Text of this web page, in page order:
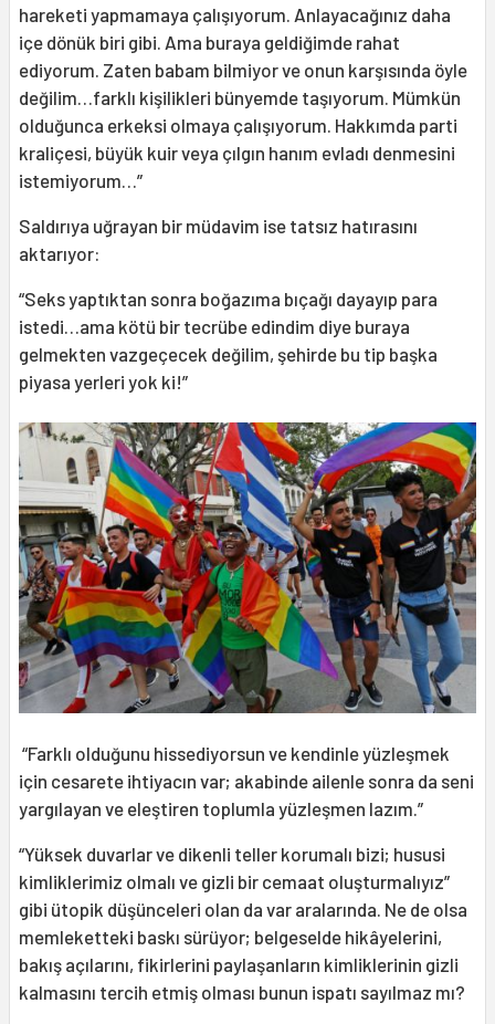
hareketi yapmamaya çalışıyorum. Anlayacağınız daha
içe dönük biri gibi. Ama buraya geldiğimde rahat
ediyorum. Zaten babam bilmiyor ve onun karşısında öyle
değilim…farklı kişilikleri bünyemde taşıyorum. Mümkün
olduğunca erkeksi olmaya çalışıyorum. Hakkımda parti
kraliçesi, büyük kuir veya çılgın hanım evladı denmesini
istemiyorum…”
Saldırıya uğrayan bir müdavim ise tatsız hatırasını
aktarıyor:
“Seks yaptıktan sonra boğazıma bıçağı dayayıp para
istedi…ama kötü bir tecrübe edindim diye buraya
gelmekten vazgeçecek değilim, şehirde bu tip başka
piyasa yerleri yok ki!”
“Farklı olduğunu hissediyorsun ve kendinle yüzleşmek
için cesarete ihtiyacın var; akabinde ailenle sonra da seni
yargılayan ve eleştiren toplumla yüzleşmen lazım.”
“Yüksek duvarlar ve dikenli teller korumalı bizi; hususi
kimliklerimiz olmalı ve gizli bir cemaat oluşturmalıyız”
gibi ütopik düşünceleri olan da var aralarında. Ne de olsa
memleketteki baskı sürüyor; belgeselde hikâyelerini,
bakış açılarını, fikirlerini paylaşanların kimliklerinin gizli
kalmasını tercih etmiş olması bunun ispatı sayılmaz mı?